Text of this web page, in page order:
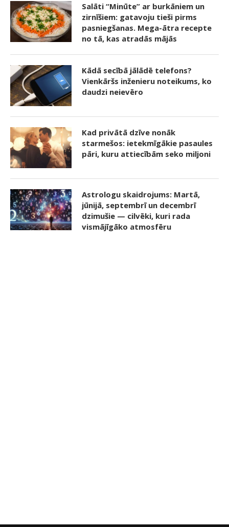
Salāti “Minūte” ar burkāniem un
zirnīšiem: gatavoju tieši pirms
pasniegšanas. Mega-ātra recepte
no tā, kas atradās mājās
Kādā secībā jālādē telefons?
Vienkāršs inženieru noteikums, ko
daudzi neievēro
Kad privātā dzīve nonāk
starmešos: ietekmīgākie pasaules
pāri, kuru attiecībām seko miljoni
Astrologu skaidrojums: Martā,
jūnijā, septembrī un decembrī
dzimušie — cilvēki, kuri rada
vismājīgāko atmosfēru